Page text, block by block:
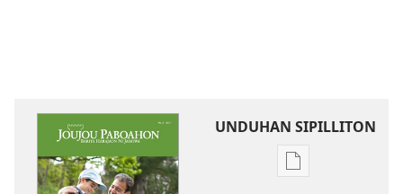
UNDUHAN SIPILLITON
Sipilliton